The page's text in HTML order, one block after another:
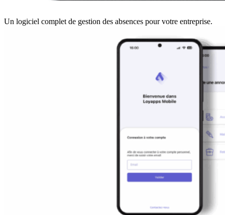
Un logiciel complet de gestion des absences pour votre entreprise.